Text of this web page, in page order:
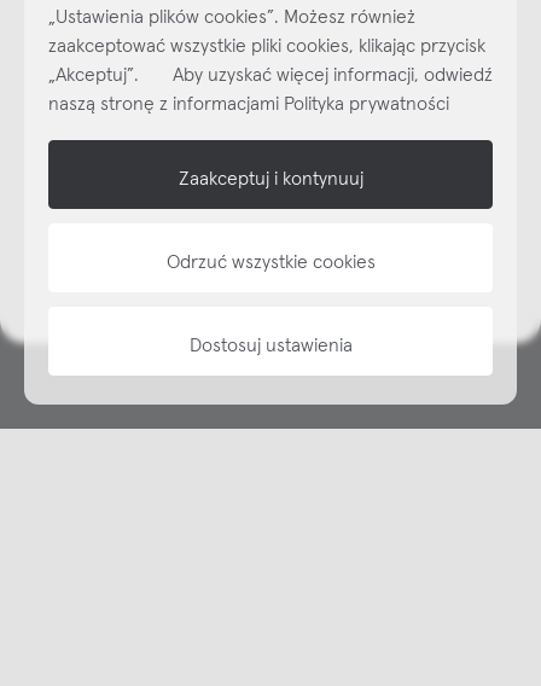
Najlepsze inspiracje i promocje na wyciągnięcie ręki, zapisz się już
dzisiaj do naszego cyklicznego newslettera!
SubskrybujNEWSLETTER
„Ustawienia plików cookies”. Możesz również
zaakceptować wszystkie pliki cookies, klikając przycisk
„Akceptuj”. Aby uzyskać więcej informacji, odwiedź
naszą stronę z informacjami Polityka prywatności
Zaakceptuj i kontynuuj
Odrzuć wszystkie cookies
Dostosuj ustawienia